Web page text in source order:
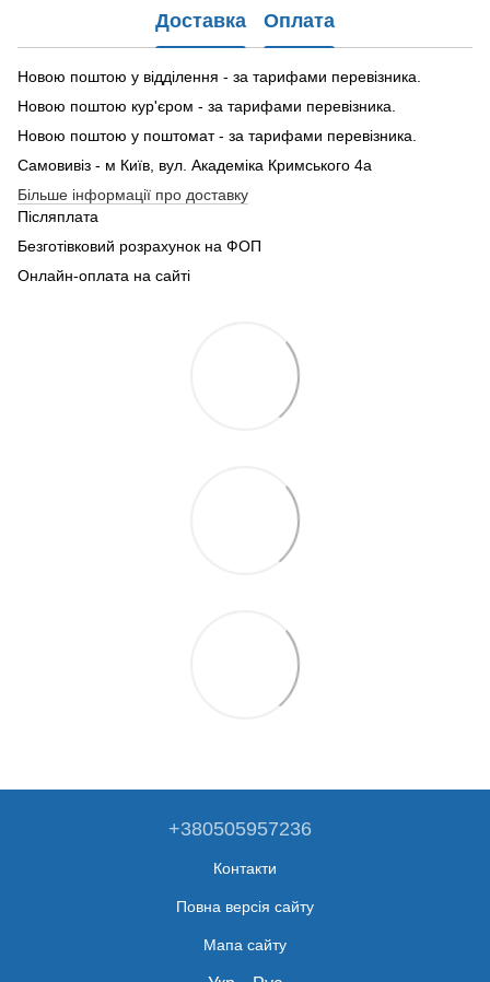
Доставка Оплата
Новою поштою у відділення - за тарифами перевізника.
Новою поштою кур'єром - за тарифами перевізника.
Новою поштою у поштомат - за тарифами перевізника.
Самовивіз - м Київ, вул. Академіка Кримського 4а
Більше інформації про доставку
Післяплата
Безготівковий розрахунок на ФОП
Онлайн-оплата на сайті
+380505957236
Контакти
Повна версія сайту
Мапа сайту